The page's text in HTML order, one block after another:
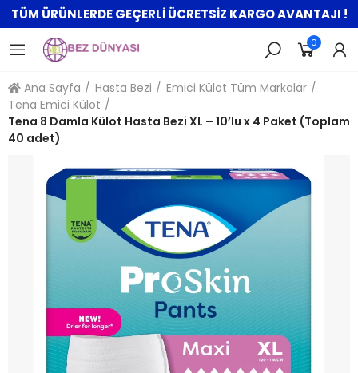
TÜM ÜRÜNLERDE GEÇERLİ ÜCRETSİZ KARGO AVANTAJI !
0
Ana Sayfa Hasta Bezi
Emici Külot Tüm Markalar
Tena Emici Külot
Tena 8 Damla Külot Hasta Bezi XL – 10’lu x 4 Paket (Toplam
40 adet)